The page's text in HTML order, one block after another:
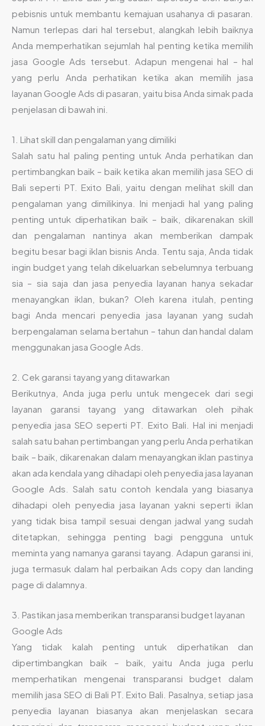
pebisnis untuk membantu kemajuan usahanya di pasaran.
Namun terlepas dari hal tersebut, alangkah lebih baiknya
Anda memperhatikan sejumlah hal penting ketika memilih
jasa Google Ads tersebut. Adapun mengenai hal – hal
yang perlu Anda perhatikan ketika akan memilih jasa
layanan Google Ads di pasaran, yaitu bisa Anda simak pada
penjelasan di bawah ini.
1. Lihat skill dan pengalaman yang dimiliki
Salah satu hal paling penting untuk Anda perhatikan dan
pertimbangkan baik – baik ketika akan memilih jasa SEO di
Bali seperti PT. Exito Bali, yaitu dengan melihat skill dan
pengalaman yang dimilikinya. Ini menjadi hal yang paling
penting untuk diperhatikan baik – baik, dikarenakan skill
dan pengalaman nantinya akan memberikan dampak
begitu besar bagi iklan bisnis Anda. Tentu saja, Anda tidak
ingin budget yang telah dikeluarkan sebelumnya terbuang
sia – sia saja dan jasa penyedia layanan hanya sekadar
menayangkan iklan, bukan? Oleh karena itulah, penting
bagi Anda mencari penyedia jasa layanan yang sudah
berpengalaman selama bertahun – tahun dan handal dalam
menggunakan jasa Google Ads.
2. Cek garansi tayang yang ditawarkan
Berikutnya, Anda juga perlu untuk mengecek dari segi
layanan garansi tayang yang ditawarkan oleh pihak
penyedia jasa SEO seperti PT. Exito Bali. Hal ini menjadi
salah satu bahan pertimbangan yang perlu Anda perhatikan
baik – baik, dikarenakan dalam menayangkan iklan pastinya
akan ada kendala yang dihadapi oleh penyedia jasa layanan
Google Ads. Salah satu contoh kendala yang biasanya
dihadapi oleh penyedia jasa layanan yakni seperti iklan
yang tidak bisa tampil sesuai dengan jadwal yang sudah
ditetapkan, sehingga penting bagi pengguna untuk
meminta yang namanya garansi tayang. Adapun garansi ini,
juga termasuk dalam hal perbaikan Ads copy dan landing
page di dalamnya.
3. Pastikan jasa memberikan transparansi budget layanan
Google Ads
Yang tidak kalah penting untuk diperhatikan dan
dipertimbangkan baik – baik, yaitu Anda juga perlu
memperhatikan mengenai transparansi budget dalam
memilih jasa SEO di Bali PT. Exito Bali. Pasalnya, setiap jasa
penyedia layanan biasanya akan menjelaskan secara